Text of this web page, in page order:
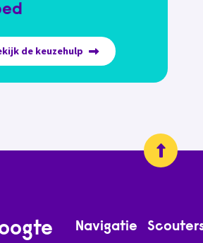
de keuzehulp
Navigatie